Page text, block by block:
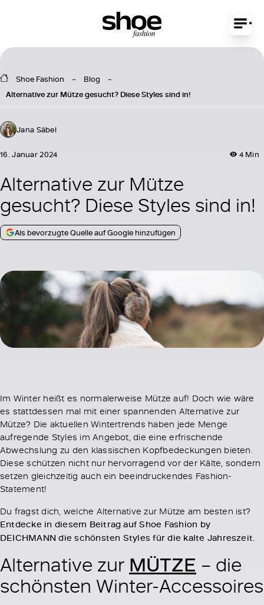
Shoe Fashion
Blog
Alternative zur Mütze gesucht? Diese Styles sind in!
Jana Säbel
4 Min
16. Januar 2024
Alternative zur Mütze
gesucht? Diese Styles sind in!
Als bevorzugte Quelle auf Google hinzufügen
Im Winter heißt es normalerweise Mütze auf! Doch wie wäre
es stattdessen mal mit einer spannenden Alternative zur
Mütze? Die aktuellen Wintertrends haben jede Menge
aufregende Styles im Angebot, die eine erfrischende
Abwechslung zu den klassischen Kopfbedeckungen bieten.
Diese schützen nicht nur hervorragend vor der Kälte, sondern
setzen gleichzeitig auch ein beeindruckendes Fashion-
Statement!
Du fragst dich, welche Alternative zur Mütze am besten ist?
Entdecke in diesem Beitrag auf Shoe Fashion by
DEICHMANN die schönsten Styles für die kalte Jahreszeit.
Alternative zur MÜTZE – die
schönsten Winter-Accessoires